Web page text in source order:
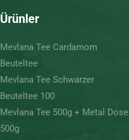
Ürünler
Mevlana Tee Cardamom
Beuteltee
Mevlana Tee Schwarzer
Beuteltee 100
Mevlana Tee 500g + Metal Dose
500g